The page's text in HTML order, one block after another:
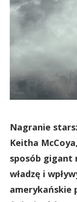
Nagranie
Keitha
sposób gigant
władzę i
amerykańskie